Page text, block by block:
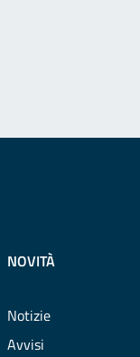
NOVITÀ
Notizie
Avvisi